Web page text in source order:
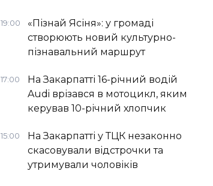
19:00
«Пізнай Ясіня»: у громаді
створюють новий культурно-
пізнавальний маршрут
17:00
На Закарпатті 16-річний водій
Audi врізався в мотоцикл, яким
керував 10-річний хлопчик
15:00
На Закарпатті у ТЦК незаконно
скасовували відстрочки та
утримували чоловіків